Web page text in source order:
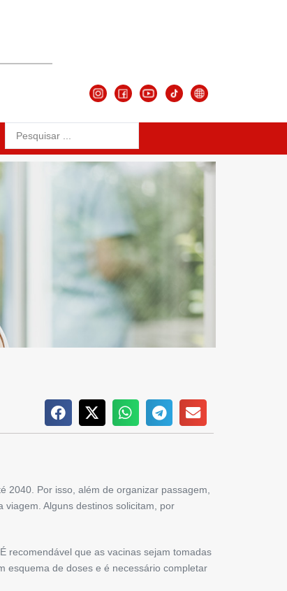
2040. Por isso, além de organizar passagem,
Alguns destinos solicitam, por
recomendável que as vacinas sejam tomadas
esquema de doses e é necessário completar